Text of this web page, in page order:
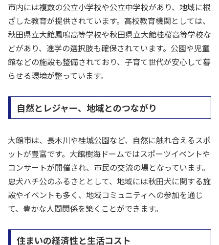
市内には複数の公立小学校や公立中学校があり、地域に根
ざした教育が提供されています。高校教育機関としては、
秋田県立大館鳳鳴高等学校や秋田県立大館桂桜高等学校な
どがあり、進学の選択肢も確保されています。公園や児童
館などの施設も整備されており、子育て世代が安心して暮
らせる環境が整っています。
自然とレジャー、地域とのつながり
大館市は、長木川や桂城公園など、自然に触れ合えるスポ
ットが豊富です。大館樹海ドームではスポーツイベントや
コンサートが開催され、市民の交流の場となっています。
忠犬ハチ公のふるさととして、地域には秋田犬に関する施
設やイベントも多く、地域コミュニティへの参加を通じ
て、豊かな人間関係を築くことができます。
住まいの経済性と生活コスト